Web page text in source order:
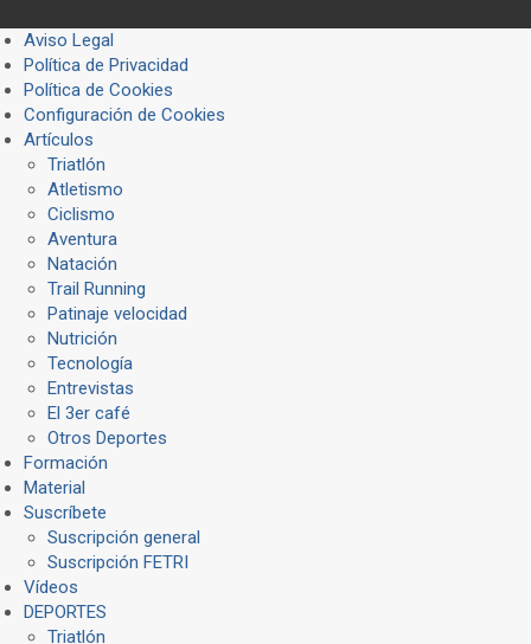
Aviso Legal
Política de Privacidad
Política de Cookies
Configuración de Cookies
Artículos
Triatlón
Atletismo
Ciclismo
Aventura
Natación
Trail Running
Patinaje velocidad
Nutrición
Tecnología
Entrevistas
El 3er café
Otros Deportes
Formación
Material
Suscríbete
Suscripción general
Suscripción FETRI
Vídeos
DEPORTES
Triatlón